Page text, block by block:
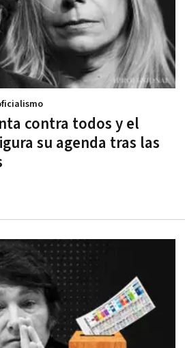
contra todos y el
su agenda tras las